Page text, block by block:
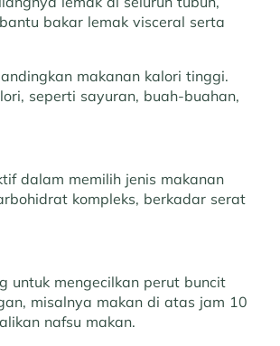
bakar lemak visceral serta
makanan kalori tinggi.
seperti sayuran, buah-buahan,
dalam memilih jenis makanan
kompleks, berkadar serat
untuk mengecilkan perut buncit
misalnya makan di atas jam 10
nafsu makan.